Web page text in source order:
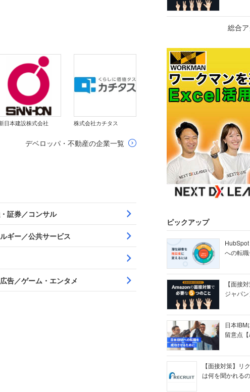
日本建設株式会社 株式会社カチタス
デベロッパ・不動産の企業一覧
証券／コンサル
ギー／公共サービス
告／ゲーム・エンタメ
総合
ピックアップ
HubSpot
への転
【面接
ジャパ
日本IBM
留意点
【面接対策】リ
は何を聞かれる